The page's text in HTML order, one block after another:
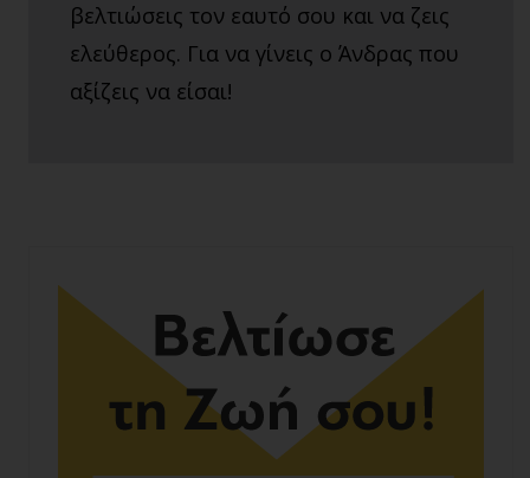
βελτιώσεις τον εαυτό σου και να ζεις
ελεύθερος. Για να γίνεις ο Άνδρας που
αξίζεις να είσαι!